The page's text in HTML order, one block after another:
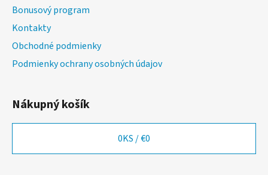
Bonusový program
Kontakty
Obchodné podmienky
Podmienky ochrany osobných údajov
Nákupný košík
0KS /€0